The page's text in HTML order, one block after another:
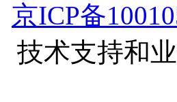
京ICP备
技术支持和